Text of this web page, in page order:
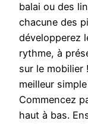
balai ou des
chacune des
développerez
rythme, à
sur le mobilier
meilleur
Commencez
haut à bas.